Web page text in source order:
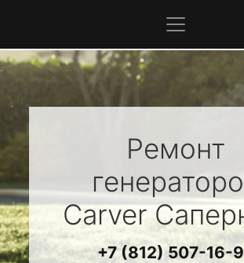
Ремонт
Carver
+7 (812) 507-16-